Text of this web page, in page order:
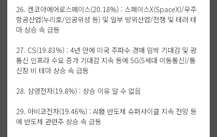
26. 켄코아에어로스페이스(20.18%) : 스페이스X(SpaceX)/우주
항공산업(누리호/인공위성 등) 및 일부 방위산업/전쟁 및 테러 테
마 상승 속 급등
27. CS(19.83%) : 4년 만에 미국 주파수 경매 임박 기대감 및 광
통신 인프라 수요 증가 기대감 지속 등에 5G(5세대 이동통신)/통
신장 비 테마 상승 속 급등
28. 삼영전자(19.8%) : 상승 이유 알 수 없음
29. 아비코전자(19.46%) : AI發 반도체 슈퍼사이클 지속 전망 등
에 반도체 관련주 상승 속 급등